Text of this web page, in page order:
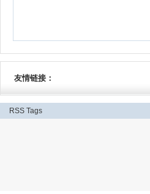
友情链接：
RSS Tags